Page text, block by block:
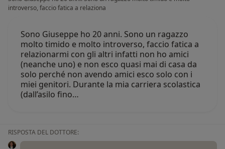
introverso, faccio fatica a relaziona
Sono Giuseppe ho 20 anni. Sono un ragazzo
molto timido e molto introverso, faccio fatica a
relazionarmi con gli altri infatti non ho amici
(neanche uno) e non esco quasi mai di casa da
solo perché non avendo amici esco solo con i
miei genitori. Durante la mia carriera scolastica
(dall’asilo fino…
RISPOSTA DEL DOTTORE: